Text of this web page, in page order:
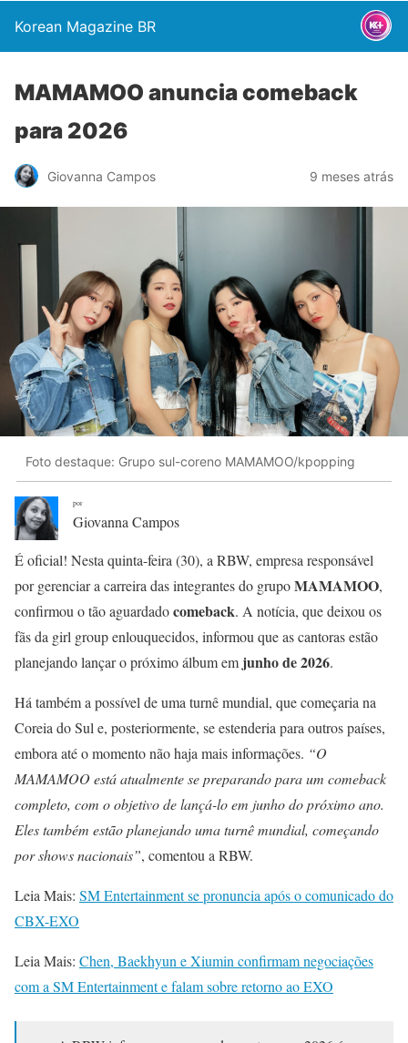
Korean Magazine BR
MAMAMOO anuncia comeback
para 2026
Giovanna Campos 9 meses atrás
Foto destaque: Grupo sul-coreno MAMAMOO/kpopping
por
Giovanna Campos
É oficial! Nesta quinta-feira (30), a RBW, empresa responsável
por gerenciar a carreira das integrantes do grupoMAMAMOO,
confirmou o tão aguardadocomeback. A notícia, que deixou os
fãs da girl group enlouquecidos, informou que as cantoras estão
planejando lançar o próximo álbum em junho de 2026.
Há também a possível de uma turnê mundial, que começaria na
Coreia do Sul e, posteriormente, se estenderia para outros países,
embora até o momento não haja mais informações. “O
MAMAMOO está atualmente se preparando para um comeback
completo, com o objetivo de lançá-lo em junho do próximo ano.
Eles também estão planejando uma turnê mundial, começando
por shows nacionais”, comentou a RBW.
Leia Mais: SM Entertainment se pronuncia após o comunicado do
CBX-EXO
Leia Mais: Chen, Baekhyun e Xiumin confirmam negociações
com a SM Entertainment e falam sobre retorno ao EXO